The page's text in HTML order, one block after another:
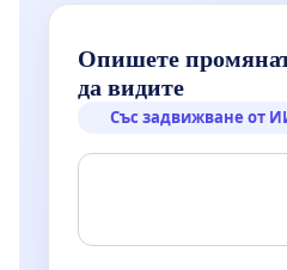
Опишете
да видите
Със задвижване от